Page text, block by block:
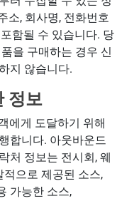
소, 회사명, 전화번호
함될 수 있습니다. 당
을 구매하는 경우 신
지 않습니다.
정보
에게 도달하기 위해
합니다. 아웃바운드
처 정보는 전시회, 웨
으로 제공된 소스,
가능한 소스,